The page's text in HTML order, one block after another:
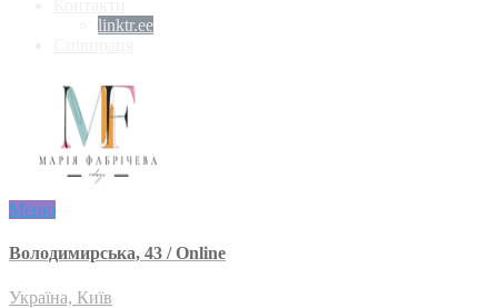
linktr.ee
Меню
Володимирська, 43 / Online
Україна, Київ